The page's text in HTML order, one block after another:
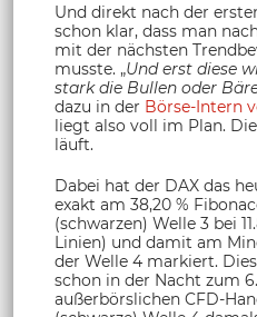
Und direkt nach der
schon klar, dass man
mit der nächsten
musste. „Und erst diese
stark die Bullen oder
dazu in der Börse-Intern
liegt also voll im Plan.
läuft.
Dabei hat der DAX das
exakt am 38,20 %
(schwarzen) Welle 3 bei
Linien) und damit am
der Welle 4 markiert.
schon in der Nacht zum
außerbörslichen CFD-